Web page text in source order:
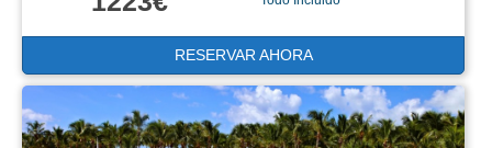
RESERVAR AHORA